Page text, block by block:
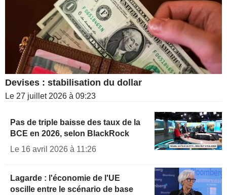
Devises : stabilisation du dollar
Le 27 juillet 2026 à 09:23
Pas de triple baisse des taux de la
BCE en 2026, selon BlackRock
Le 16 avril 2026 à 11:26
Lagarde : l'économie de l'UE
oscille entre le scénario de base